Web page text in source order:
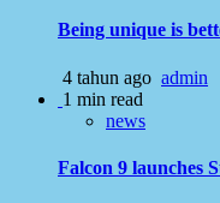
Being unique is
4 tahun ago admin
1 min read
news
Falcon 9 launches